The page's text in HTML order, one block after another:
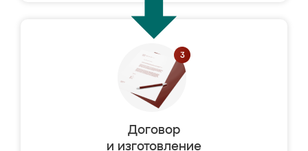
Договор
и изготовление